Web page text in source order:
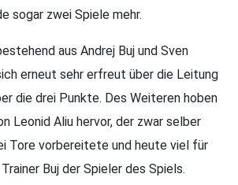
sogar zwei Spiele mehr.
aus Andrej Buj und Sven
erneut sehr erfreut über die Leitung
die drei Punkte. Des Weiteren hoben
Leonid Aliu hervor, der zwar selber
Tore vorbereitete und heute viel für
Buj der Spieler des Spiels.